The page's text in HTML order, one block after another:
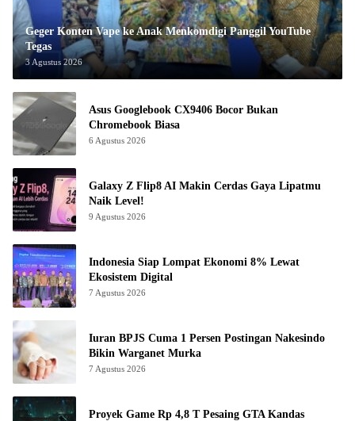
Geger Konten Vape ke Anak Menkomdigi Panggil YouTube
Tegas
3 Agustus 2026
Asus Googlebook CX9406 Bocor Bukan
Chromebook Biasa
6 Agustus 2026
Galaxy Z Flip8 AI Makin Cerdas Gaya Lipatmu
Naik Level!
9 Agustus 2026
Indonesia Siap Lompat Ekonomi 8% Lewat
Ekosistem Digital
7 Agustus 2026
Iuran BPJS Cuma 1 Persen Postingan Nakesindo
Bikin Warganet Murka
7 Agustus 2026
Proyek Game Rp 4,8 T Pesaing GTA Kandas